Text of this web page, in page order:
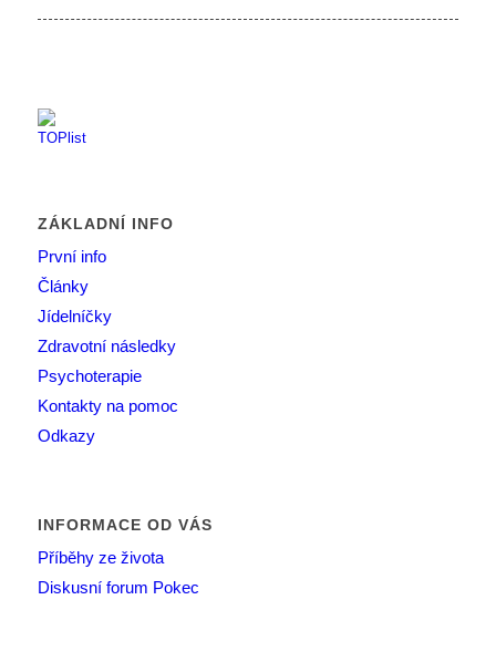
ZÁKLADNÍ INFO
První info
Články
Jídelníčky
Zdravotní následky
Psychoterapie
Kontakty na pomoc
Odkazy
INFORMACE OD VÁS
Příběhy ze života
Diskusní forum Pokec